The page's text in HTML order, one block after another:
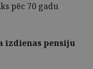
pēc 70 gadu
izdienas pensiju